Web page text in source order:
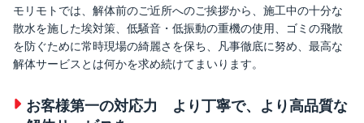
モリモトでは、解体前のご近所へのご挨拶から、施工中の十分な
散水を施した埃対策、低騒音・低振動の重機の使用、ゴミの飛散
を防ぐために常時現場の綺麗さを保ち、凡事徹底に努め、最高な
解体サービスとは何かを求め続けてまいります。
お客様第一の対応力 より丁寧で、より高品質な